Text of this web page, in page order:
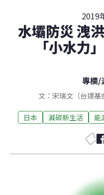
2019
水壩防災 洩
「小水力
專欄/
文：宋瑞文（台達基
日本 減碳新生活 能